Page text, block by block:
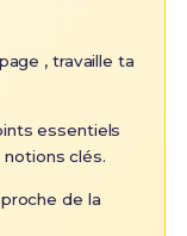
, travaille ta
essentiels
clés.
de la